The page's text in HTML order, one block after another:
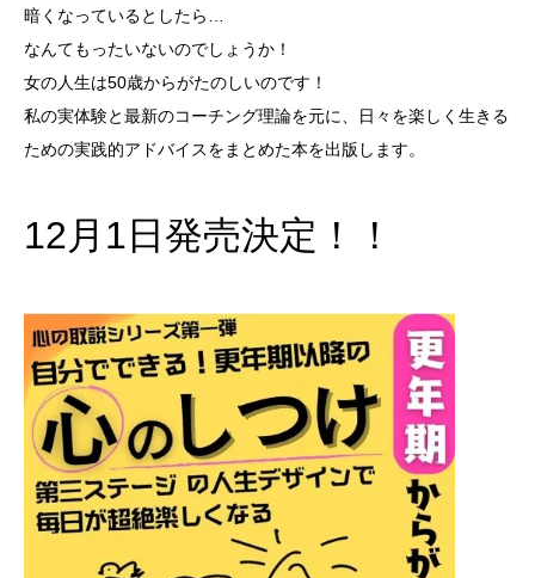
暗くなっているとしたら…
なんてもったいないのでしょうか！
女の人生は50歳からがたのしいのです！
私の実体験と最新のコーチング理論を元に、日々を楽しく生きる
ための実践的アドバイスをまとめた本を出版します。
12月1日発売決定！！